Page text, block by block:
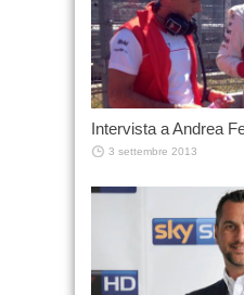
Intervista a Andrea
3 settembre 2013